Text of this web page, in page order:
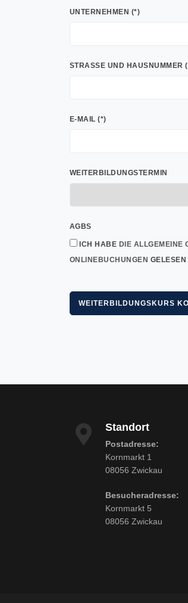
UNTERNEHMEN (*)
STRASSE UND HAUSNUMMER
E-MAIL (*)
WEITERBILDUNGSTERMIN
AGBS
ICH HABE DIE ALLGEMEINE
ONLINEBUCHUNGEN
WEITERBILDUNGSKURS
Standort
Postadresse:
Kornmarkt 1
08056 Zwickau
Besucheradresse:
Kornmarkt 5
08056 Zwickau